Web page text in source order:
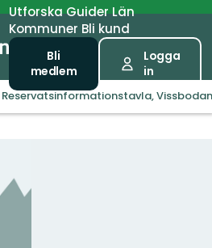
UtforskaGuiderLän
Kommuner Bli kund
Bli
medlem
Logga
in
Reservatsinformationstavla,